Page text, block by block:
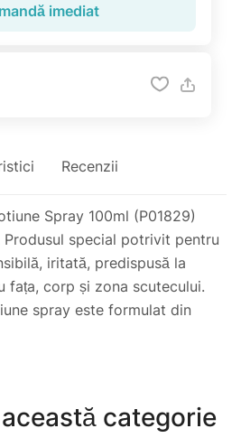
imediat
Recenzii
Spray 100ml (P01829)
Produsul special potrivit pentru
iritată, predispusă la
fața, corp și zona scutecului.
spray este formulat din
aplicare, cu efecte
greutate moleculară de 450
de hidratare pentru a ajuta
categorie